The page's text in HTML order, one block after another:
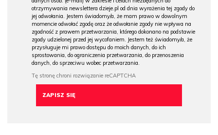
otrzymywania newslettera dzieje.pl od dnia wyrażenia tej zgody do
jej odwołania. Jestem świadomy/a, że mam prawo w dowolnym
momencie odwołać zgodę oraz że odwołanie zgody nie wpływa na
zgodność z prawem przetwarzania, którego dokonano na podstawie
zgody udzielonej przed jej wycofaniem. Jestem też świadomy/a, że
przysługuje mi prawo dostępu do moich danych, do ich
sprostowania, do ograniczenia przetwarzania, do przenoszenia
danych, do sprzeciwu wobec przetwarzania.